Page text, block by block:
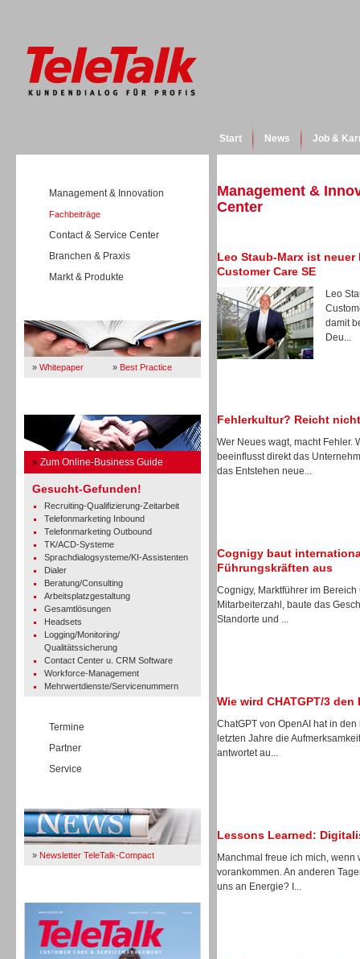
Start News Job &
Management & Innovation
Fachbeiträge
Contact & Service Center
Branchen & Praxis
Markt & Produkte
» Whitepaper » Best Practice
» Zum Online-Business Guide
Gesucht-Gefunden!
Recruiting-Qualifizierung-Zeitarbeit
Telefonmarketing Inbound
Telefonmarketing Outbound
TK/ACD-Systeme
Sprachdialogsysteme/KI-Assistenten
Dialer
Beratung/Consulting
Arbeitsplatzgestaltung
Gesamtlösungen
Headsets
Logging/Monitoring/
Qualitätssicherung
Contact Center u. CRM Software
Workforce-Management
Mehrwertdienste/Servicenummern
Termine
Partner
Service
» Newsletter TeleTalk-Compact
Management &
Center
Leo Staub-Marx ist
Customer Care SE
Leo
damit
Deu...
Fehlerkultur? Reicht
Wer Neues wagt, macht Fehler.
beeinflusst direkt das
das Entstehen neue...
Cognigy baut
Führungskräften aus
Cognigy, Marktführer im
Mitarbeiterzahl, baute das
Standorte und ...
Wie wird CHATGPT/3
ChatGPT von OpenAI hat in
letzten Jahre die
antwortet au...
Lessons Learned:
Manchmal freue ich mich,
vorankommen. An anderen
uns an Energie? I...